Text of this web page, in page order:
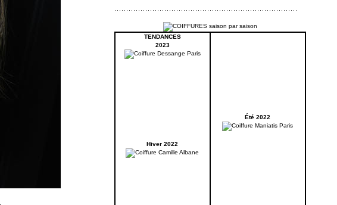
TENDANCES
2023
Hiver 2022
Été 2022